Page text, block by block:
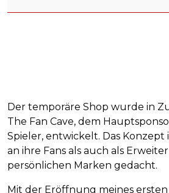
Der temporäre Shop wurde in
The Fan Cave, dem
Spieler, entwickelt. Das Konzept
an ihre Fans als auch als
persönlichen Marken gedacht.
Mit der Eröffnung meines ersten